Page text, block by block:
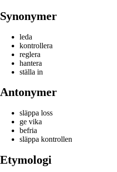
Synonymer
leda
kontrollera
reglera
hantera
ställa in
Antonymer
släppa loss
ge vika
befria
släppa kontrollen
Etymologi